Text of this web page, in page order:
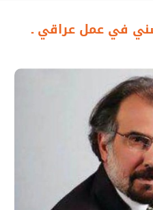
في عمل عراقي ـ